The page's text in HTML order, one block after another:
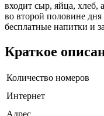
входит сыр, яйца, хлеб,
во второй половине
бесплатные напитки и
Краткое
Количество номеров
Интернет